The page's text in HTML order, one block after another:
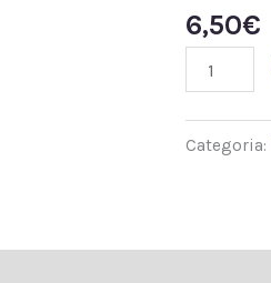
6,50€
Novas
Conexões
sabe
Categoria: